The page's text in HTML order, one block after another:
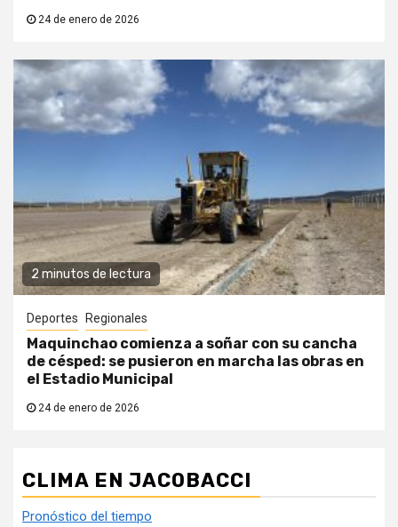
24 de enero de 2026
2 minutos de lectura
Deportes Regionales
Maquinchao comienza a soñar con su cancha
de césped: se pusieron en marcha las obras en
el Estadio Municipal
24 de enero de 2026
CLIMA EN JACOBACCI
Pronóstico del tiempo